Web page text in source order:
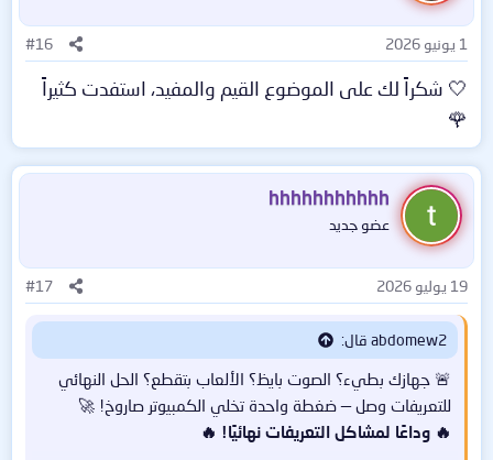
1 يونيو 2026 #16
🤍 شكراً لك على الموضوع القيم والمفيد، استفدت كثيراً
🌹
hhhhhhhhhhh
عضو جديد
19 يوليو 2026 #17
abdomew2 قال:
🚨 جهازك بطيء؟ الصوت بايظ؟ الألعاب بتقطع؟ الحل النهائي
للتعريفات وصل — ضغطة واحدة تخلي الكمبيوتر صاروخ! 🚀
🔥 وداعًا لمشاكل التعريفات نهائيًا! 🔥